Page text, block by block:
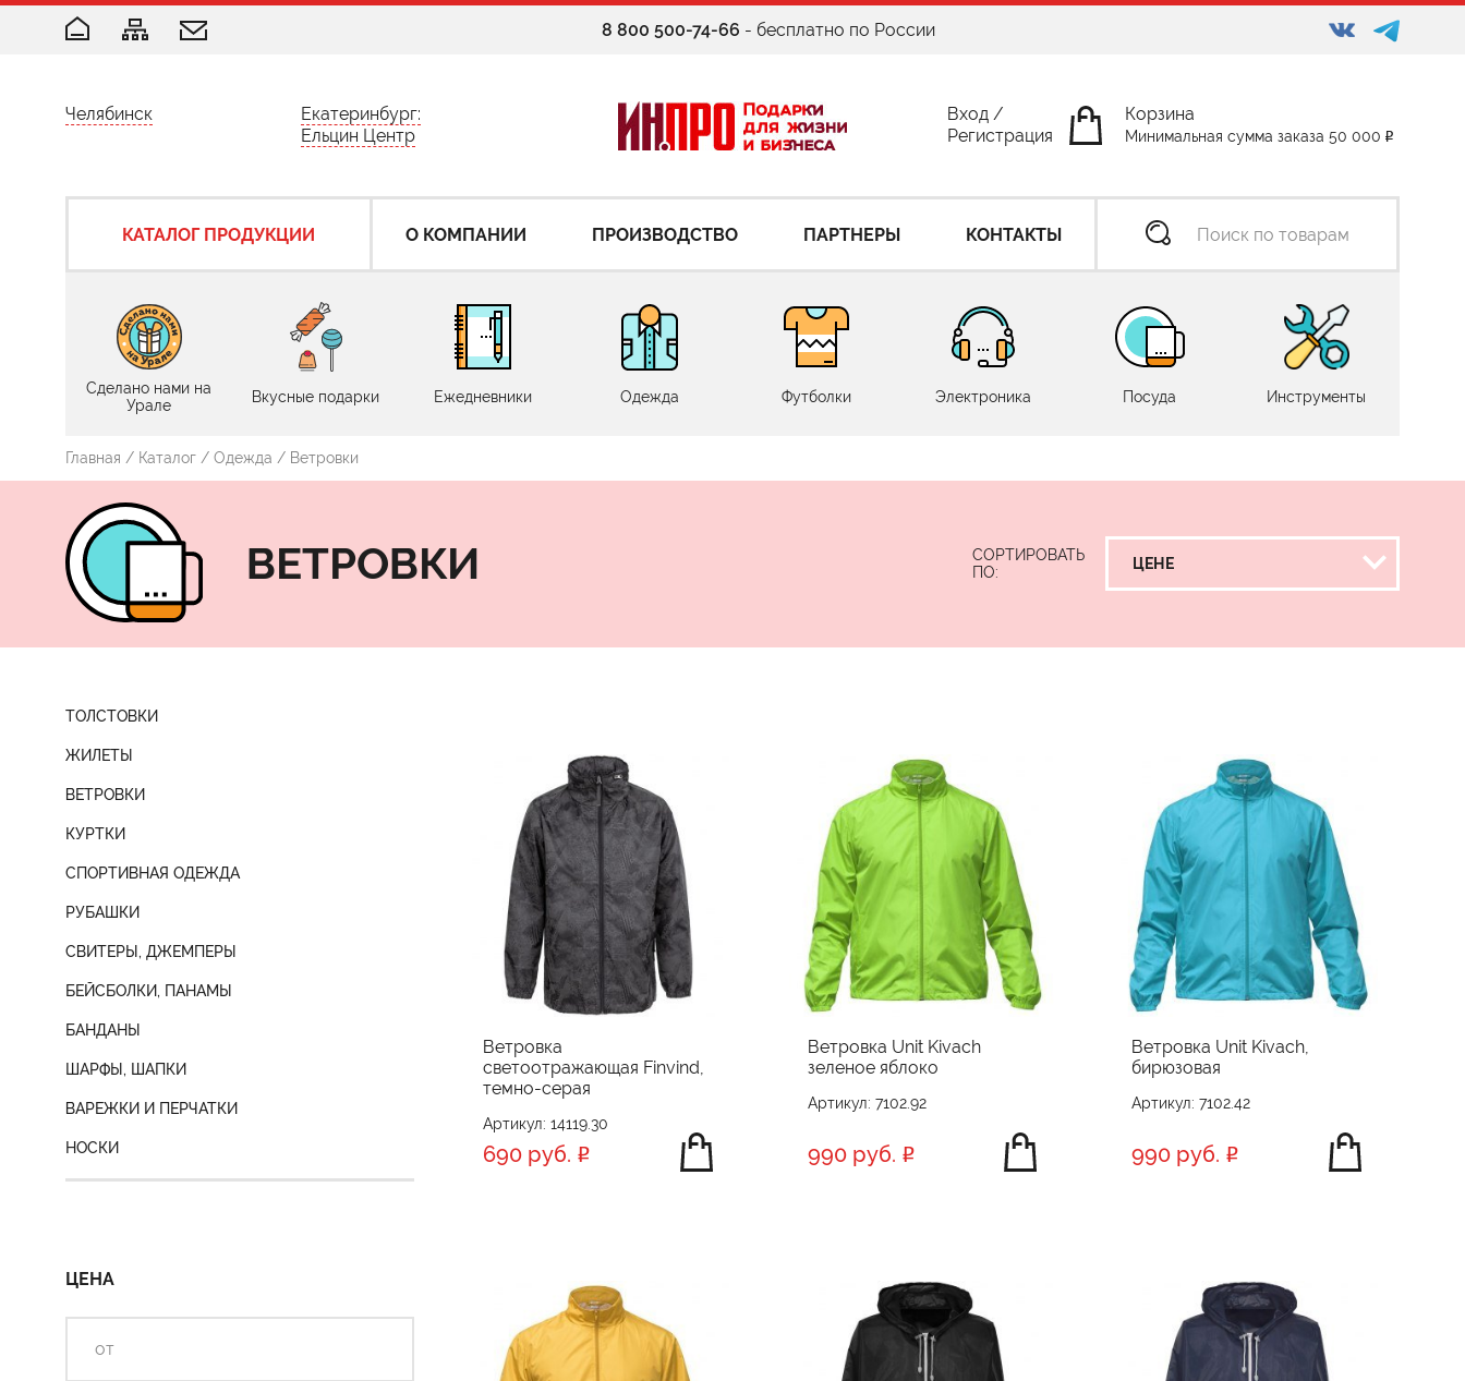
8 800 500-74-66 - бесплатно по России
Челябинск
Екатеринбург:
Ельцин Центр
Вход /
Регистрация
Корзина
Минимальная сумма заказа 50 000
КАТАЛОГ ПРОДУКЦИИ О КОМПАНИИ ПРОИЗВОДСТВО ПАРТНЕРЫ КОНТАКТЫ
Сделано нами на
Урале
Вкусные подарки Ежедневники Одежда Футболки Электроника Посуда Инструменты
Главная / Каталог / Одежда / Ветровки
ВЕТРОВКИ
СОРТИРОВАТЬ
ПО:
ТОЛСТОВКИ
ЖИЛЕТЫ
ВЕТРОВКИ
КУРТКИ
СПОРТИВНАЯ ОДЕЖДА
РУБАШКИ
СВИТЕРЫ, ДЖЕМПЕРЫ
БЕЙСБОЛКИ, ПАНАМЫ
БАНДАНЫ
ШАРФЫ, ШАПКИ
ВАРЕЖКИ И ПЕРЧАТКИ
НОСКИ
ЦЕНА
Ветровка
светоотражающая Finvind,
темно-серая
Артикул: 14119.30
690 руб.
Ветровка Unit Kivach
зеленое яблоко
Артикул: 7102.92
990 руб.
Ветровка Unit Kivach,
бирюзовая
Артикул: 7102.42
990 руб.